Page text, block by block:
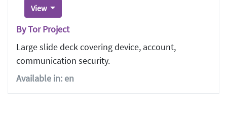
View
By Tor Project
Large slide deck covering device, account,
communication security.
Available in: en